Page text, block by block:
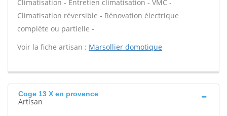
Climatisation - Entretien climatisation - VMC -
Climatisation réversible - Rénovation électrique
complète ou partielle -
Voir la fiche artisan : Marsollier domotique
Coge 13 X en provence
Artisan